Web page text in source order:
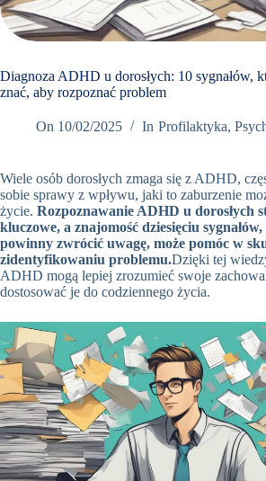
Book
Appointment
+48
76 66
Umów
wizytę w
Oslomed
Diagnoza ADHD u dorosłych: 10 sygnałów,
znać, aby rozpoznać problem
On 10/02/2025 In Profilaktyka,
Wiele osób dorosłych zmaga się z ADHD,
sobie sprawy z wpływu, jaki to zaburzenie
życie. Rozpoznawanie ADHD u dorosłych
kluczowe, a znajomość dziesięciu
powinny zwrócić uwagę, może pomóc w
zidentyfikowaniu problemu.Dzięki tej
ADHD mogą lepiej zrozumieć swoje
dostosować je do codziennego życia.